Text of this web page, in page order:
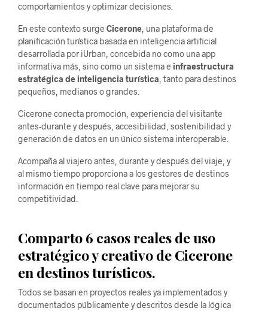
comportamientos y optimizar decisiones.
En este contexto surge Cicerone , una plataforma de
planificación turística basada en inteligencia artificial
desarrollada por iUrban, concebida no como una app
informativa más, sino como un sistema e infraestructura
estratégica de inteligencia turística , tanto para destinos
pequeños, medianos o grandes.
Cicerone conecta promoción, experiencia del visitante
antes-durante y después, accesibilidad, sostenibilidad y
generación de datos en un único sistema interoperable.
Acompaña al viajero antes, durante y después del viaje, y
al mismo tiempo proporciona a los gestores de destinos
información en tiempo real clave para mejorar su
competitividad.
Comparto 6 casos reales de uso
estratégico y creativo de Cicerone
en destinos turísticos.
Todos se basan en proyectos reales ya implementados y
documentados públicamente y descritos desde la lógica